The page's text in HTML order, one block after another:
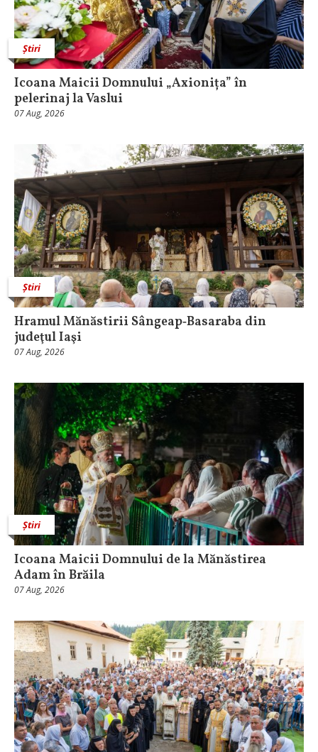
Știri
Icoana Maicii Domnului „Axionița” în
pelerinaj la Vaslui
07 Aug, 2026
Știri
Hramul Mănăstirii Sângeap‑Basaraba din
judeţul Iaşi
07 Aug, 2026
Știri
Icoana Maicii Domnului de la Mănăstirea
Adam în Brăila
07 Aug, 2026